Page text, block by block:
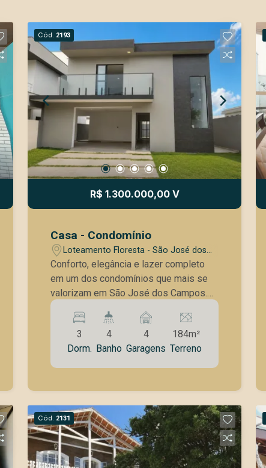
Cód. 2193
R$ 1.300.000,00 V
Casa - Condomínio
Loteamento Floresta - São José dos
Campos/SP
Conforto, elegância e lazer completo
em um dos condomínios que mais se
valorizam em São José dos Campos.
Se você procura uma casa moderna,
com excelente padrão construtivo e
ambientes planejados para
proporcionar conforto e praticidade,
esta é a oportunidade ideal. Com 184
250 m², esta residência combina
arquitetura contemporânea, ótima
distribuição dos espaços e
acabamentos de qualidade, criando o
cenário perfeito para viver momentos
3
Dorm.
4
Banho
4
Garagens
184m²
Terreno
Cód. 2131